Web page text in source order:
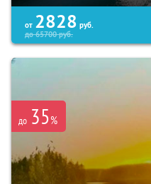
от 2828 руб.
до65700руб.
до 35%